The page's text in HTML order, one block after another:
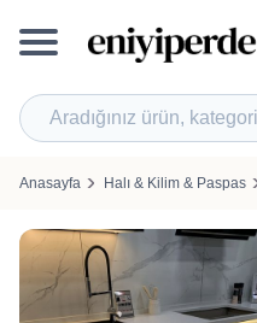
Anasayfa Halı & Kilim & Paspas